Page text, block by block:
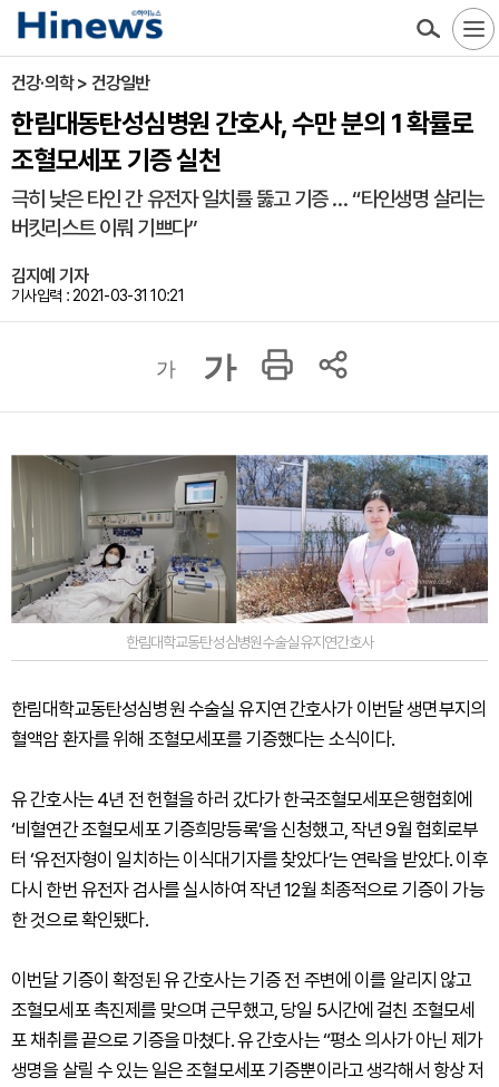
건강·의학 > 건강일반
한림대동탄성심병원 간호사, 수만 분의 1 확률로
조혈모세포 기증 실천
극히 낮은 타인 간 유전자 일치률 뚫고 기증 … “타인생명 살리는
버킷리스트 이뤄 기쁘다”
김지예 기자
기사입력 : 2021-03-31 10:21
가 가
한림대학교동탄성심병원수술실유지연간호사
한림대학교동탄성심병원 수술실 유지연 간호사가 이번달 생면부지의
혈액암 환자를 위해 조혈모세포를 기증했다는 소식이다.
유 간호사는 4년 전 헌혈을 하러 갔다가 한국조혈모세포은행협회에
‘비혈연간 조혈모세포 기증희망등록’을 신청했고, 작년 9월 협회로부
터 ‘유전자형이 일치하는 이식대기자를 찾았다’는 연락을 받았다. 이후
다시 한번 유전자 검사를 실시하여 작년 12월 최종적으로 기증이 가능
한 것으로 확인됐다.
이번달 기증이 확정된 유 간호사는 기증 전 주변에 이를 알리지 않고
조혈모세포 촉진제를 맞으며 근무했고, 당일 5시간에 걸친 조혈모세
포 채취를 끝으로 기증을 마쳤다. 유 간호사는 “평소 의사가 아닌 제가
생명을 살릴 수 있는 일은 조혈모세포 기증뿐이라고 생각해서 항상 저